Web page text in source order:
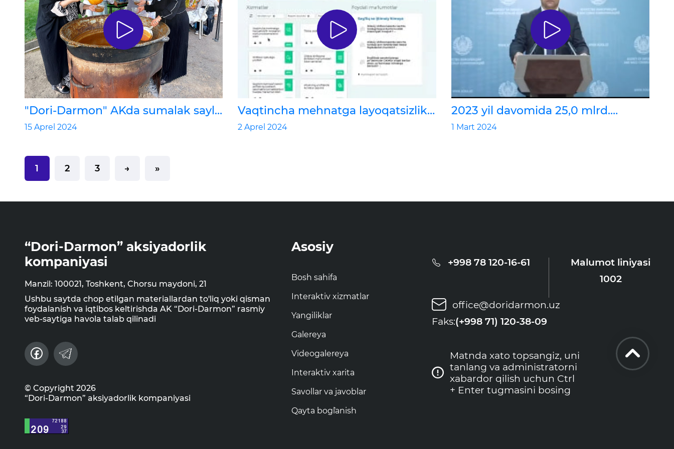
"Dori-Darmon" AKda sumalak sayli
- 2024
15 Aprel 2024
Vaqtincha mehnatga layoqatsizlik
varaqacini onlayn yuklab olishni
2 Aprel 2024
2023 yil davomida 25,0 mlrd.
soʼmlik dori vositalari bepul berildi
1 Mart 2024
1 2 3 → »
“Dori-Darmon” aksiyadorlik
kompaniyasi
Manzil: 100021, Toshkent, Chorsu maydoni, 21
Ushbu saytda chop etilgan materiallardan to'liq yoki qisman
foydalanish va iqtibos keltirishda AK “Dori-Darmon” rasmiy
veb-saytiga havola talab qilinadi
© Copyright 2026
“Dori-Darmon” aksiyadorlik kompaniyasi
Asosiy
Bosh sahifa
Interaktiv xizmatlar
Yangiliklar
Galereya
Videogalereya
Interaktiv xarita
Savollar va javoblar
Qayta bog`lanish
+998 78 120-16-61
Malumot liniyasi
1002
office@doridarmon.uz
Faks:(+998 71) 120-38-09
Matnda xato topsangiz, uni
tanlang va administratorni
xabardor qilish uchun Ctrl
+ Enter tugmasini bosing